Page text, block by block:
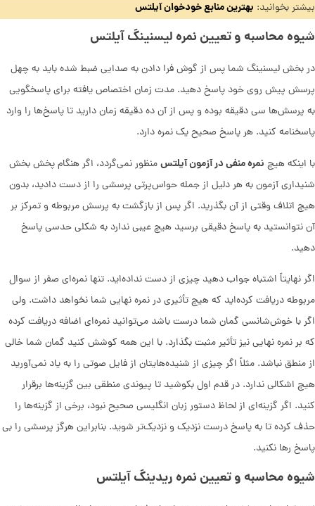
بیشتر بخوانید: بهترین منابع خودخوان آیلتس
شیوه محاسبه و تعیین نمره لیسنینگ آیلتس
در بخش لیسنینگ شما پس از گوش فرا دادن به صدایی ضبط شده باید به چهل
پرسش پیش روی خود پاسخ دهید. مدت زمان اختصاص یافته برای پاسخگویی
به پرسش‌ها سی دقیقه بوده و پس از آن ده دقیقه زمان دارید تا پاسخ‌ها را وارد
پاسخنامه کنید. هر پاسخ صحیح یک نمره دارد.
با اینکه هیچ نمره منفی در آزمون آیلتسمنظور نمی‌گردد، اگر هنگام پخش بخش
شنیداری آزمون به هر دلیل از جمله حواس‌پرتی پرسشی را از دست دادید، بدون
هیچ اتلاف وقتی از آن بگذرید. اگر پس از بازگشت به پرسش مربوطه و تمرکز بر
آن نتوانستید به پاسخ دقیقی برسید هیچ عیبی ندارد به شکلی حدسی پاسخ
دهید.
اگر نهایتاً اشتباه جواب دهید چیزی از دست نداده‌اید. تنها نمره‌ای صفر از سوال
مربوطه دریافت کرده‌اید که هیچ تأثیری در نمره نهایی شما نخواهد داشت. ولی
اگر با خوش‌شانسی گمان شما درست باشد ‌می‌توانید نمره‌ای اضافه دریافت کرده
که بر نمره نهایی نیز تأثیر مثبت بگذارد. با این همه کوشش کنید گمان شما خالی
از منطق نباشد. مثلاً اگر چیزی از شنیده‌هایتان از فایل صوتی را به یاد نمی‌آورید
هیچ اشکالی ندارد. در قدم اول بکوشید تا پیوندی منطقی بین گزینه‌ها برقرار
کنید. اگر گزینه‌ای از لحاظ دستور زبان انگلیسی صحیح نبود، برخی از گزینه‌ها را
حذف کرده تا به پاسخ درست نزدیک و نزدیک‌‌تر شوید. بنابراین هرگز پرسشی را بی
پاسخ رها نکنید.
شیوه محاسبه و تعیین نمره ریدینگ آیلتس